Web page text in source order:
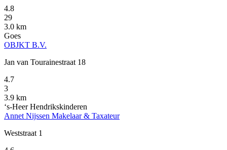
4.8
29
3.0 km
Goes
OBJKT B.V.
Jan van Tourainestraat 18
4.7
3
3.9 km
‘s-Heer Hendrikskinderen
Annet Nijssen Makelaar & Taxateur
Weststraat 1